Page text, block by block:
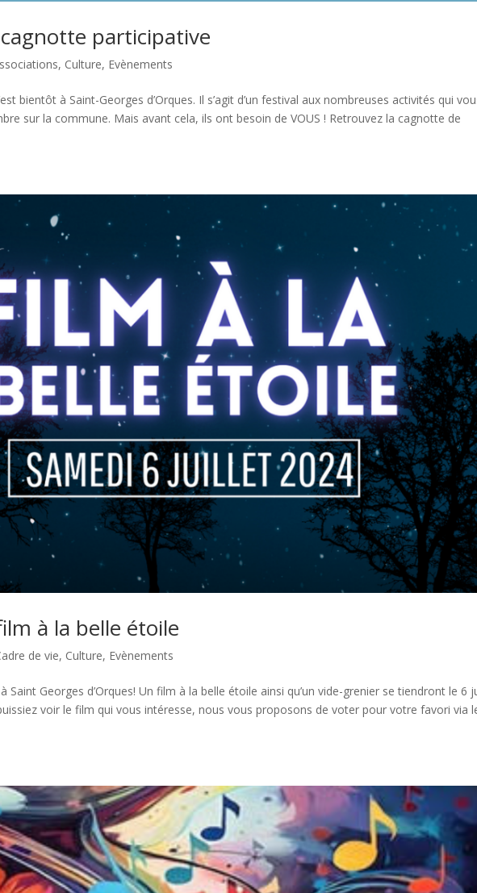
participative
, Culture, Evènements
bientôt à Saint-Georges d’Orques. Il s’agit d’un festival aux nombreuses activités qui
sur la commune. Mais avant cela, ils ont besoin de VOUS ! Retrouvez la cagnotte de
à la belle étoile
de vie, Culture, Evènements
Saint Georges d’Orques! Un film à la belle étoile ainsi qu’un vide-grenier se tiendront le 6
voir le film qui vous intéresse, nous vous proposons de voter pour votre favori via